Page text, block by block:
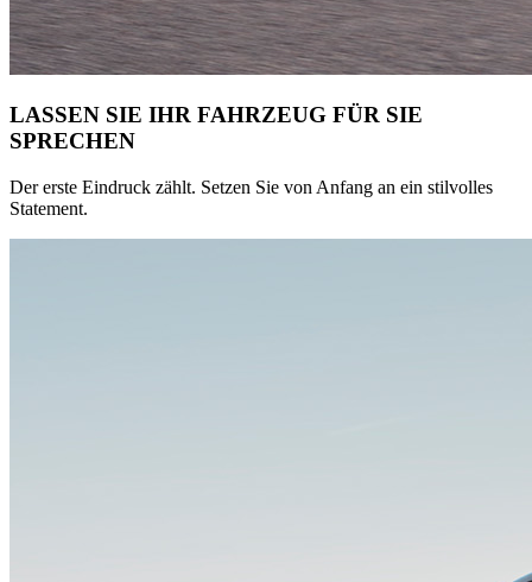
LASSEN SIE IHR FAHRZEUG FÜR SIE
SPRECHEN
Der erste Eindruck zählt. Setzen Sie von Anfang an ein stilvolles
Statement.